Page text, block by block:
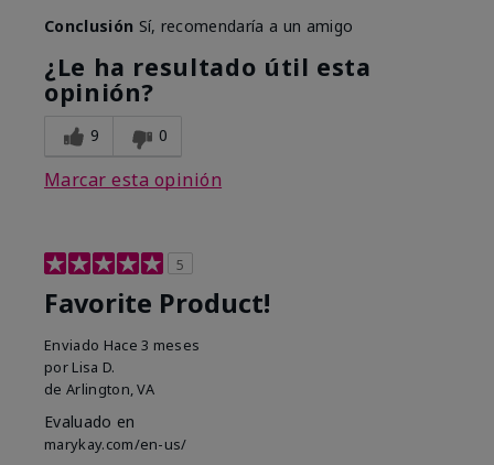
Conclusión Sí, recomendaría a un amigo
¿Le ha resultado útil esta
opinión?
9 0
Marcar esta opinión
5
Favorite Product!
Enviado Hace 3 meses
por Lisa D.
de Arlington, VA
Evaluado en
marykay.com/en-us/